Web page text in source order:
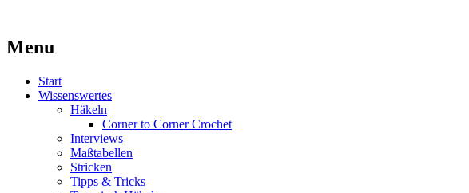
MissKnitness
Kaufst du noch oder strickst du schon?
Menu
Skip
Start
Wissenswertes
Häkeln
Corner to Corner Crochet
Interviews
Maßtabellen
Stricken
Tipps & Tricks